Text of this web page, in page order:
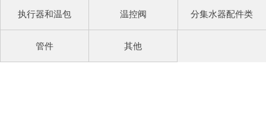
执行器和温包 温控阀 分集水器配件类
管件 其他